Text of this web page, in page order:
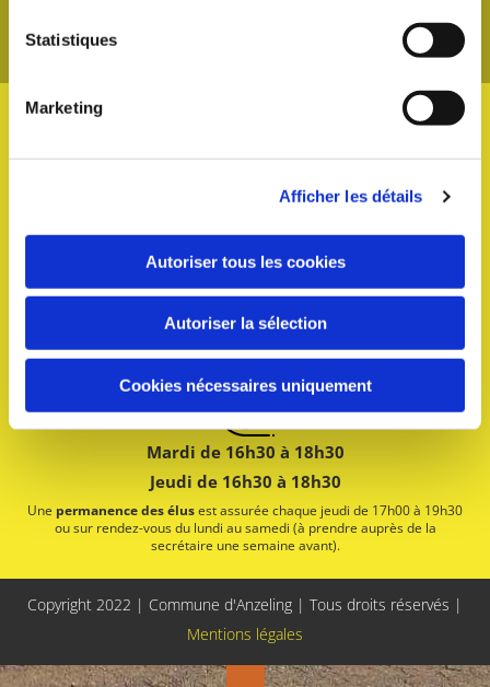
Statistiques
Marketing
Afficher les détails
Autoriser tous les cookies
Autoriser la sélection
Cookies nécessaires uniquement
57320 ANZELING
03 87 35 78 83
mairie@anzeling.fr
Mardi de 16h30 à 18h30
Jeudi de 16h30 à 18h30
Une permanence des élusest assurée chaque jeudi de 17h00 à 19h30
ou sur rendez-vous du lundi au samedi (à prendre auprès de la
secrétaire une semaine avant).
Copyright 2022 | Commune d'Anzeling | Tous droits réservés |
Mentions légales